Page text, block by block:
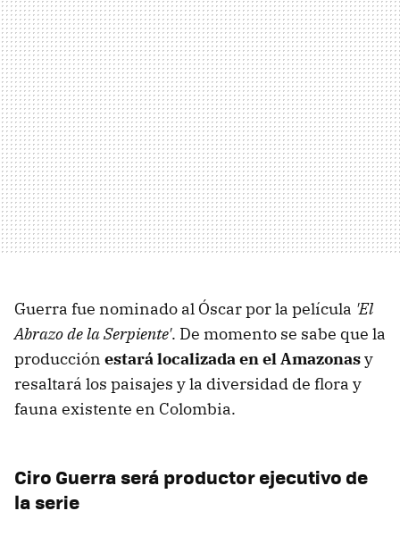
Guerra fue nominado al Óscar por la película 'El
Abrazo de la Serpiente'. De momento se sabe que la
producción estará localizada en el Amazonasy
resaltará los paisajes y la diversidad de flora y
fauna existente en Colombia.
Ciro Guerra será productor ejecutivo de
la serie